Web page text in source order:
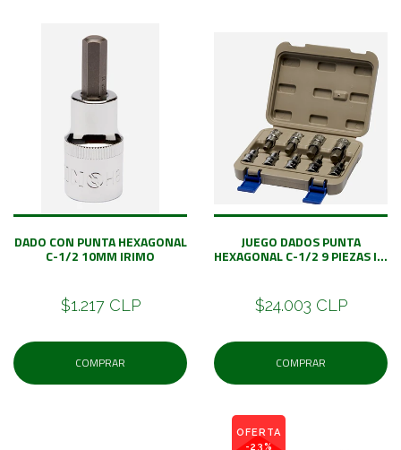
DADO CON PUNTA HEXAGONAL
C-1/2 10MM IRIMO
$1.217 CLP
COMPRAR
JUEGO DADOS PUNTA
HEXAGONAL C-1/2 9 PIEZAS I...
$24.003 CLP
COMPRAR
OFERTA
-23%